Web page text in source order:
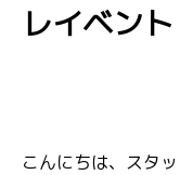
レイベント
こんにちは、スタ